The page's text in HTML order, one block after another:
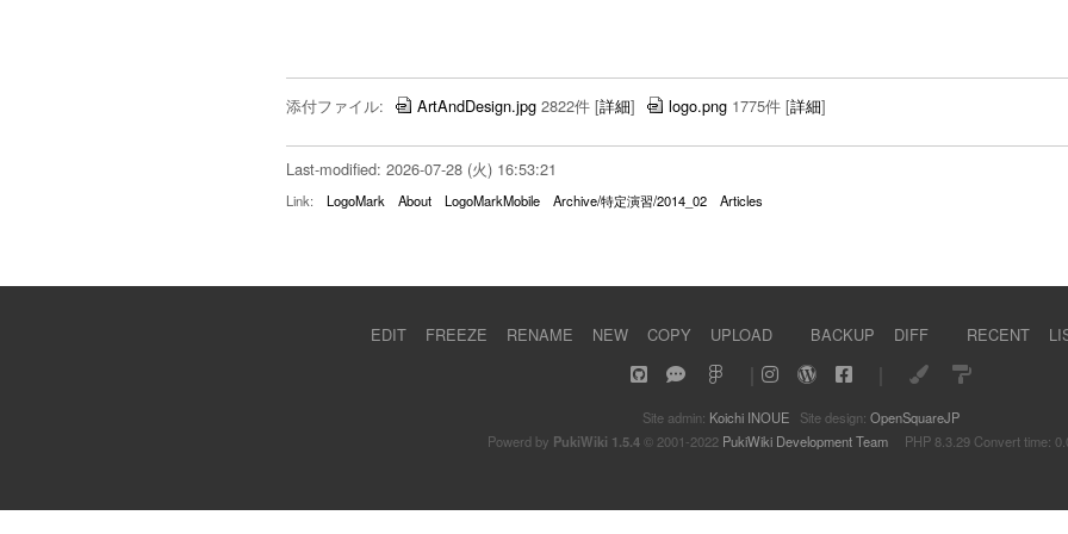
添付ファイル: ArtAndDesign.jpg 2822件 [詳細] logo.png 1775件 [詳細]
Last-modified: 2026-07-28 (火) 16:53:21
Link: LogoMark About LogoMarkMobile Archive/特定演習/2014_02 Articles
EDIT FREEZE RENAME NEW COPY UPLOAD BACKUP DIFF RECENT
Site admin: Koichi INOUE Site design: OpenSquareJP
Powerd by PukiWiki 1.5.4© 2001-2022 PukiWiki Development TeamPHP 8.3.29 Convert time: